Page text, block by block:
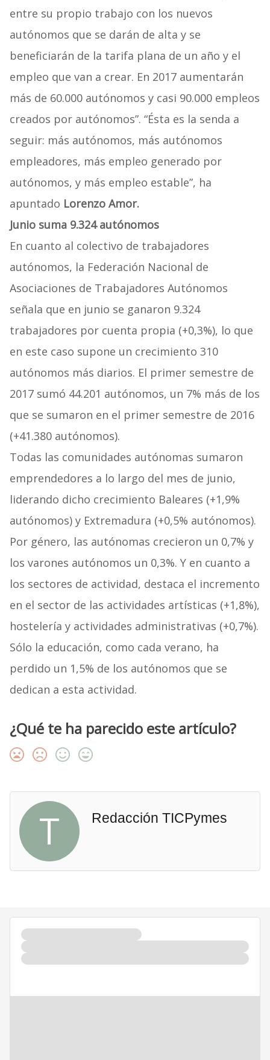
entre su propio trabajo con los nuevos
autónomos que se darán de alta y se
beneficiarán de la tarifa plana de un año y el
empleo que van a crear. En 2017 aumentarán
más de 60.000 autónomos y casi 90.000 empleos
creados por autónomos”. “Ésta es la senda a
seguir: más autónomos, más autónomos
empleadores, más empleo generado por
autónomos, y más empleo estable”, ha
apuntado Lorenzo Amor.
Junio suma 9.324 autónomos
En cuanto al colectivo de trabajadores
autónomos, la Federación Nacional de
Asociaciones de Trabajadores Autónomos
señala que en junio se ganaron 9.324
trabajadores por cuenta propia (+0,3%), lo que
en este caso supone un crecimiento 310
autónomos más diarios. El primer semestre de
2017 sumó 44.201 autónomos, un 7% más de los
que se sumaron en el primer semestre de 2016
(+41.380 autónomos).
Todas las comunidades autónomas sumaron
emprendedores a lo largo del mes de junio,
liderando dicho crecimiento Baleares (+1,9%
autónomos) y Extremadura (+0,5% autónomos).
Por género, las autónomas crecieron un 0,7% y
los varones autónomos un 0,3%. Y en cuanto a
los sectores de actividad, destaca el incremento
en el sector de las actividades artísticas (+1,8%),
hostelería y actividades administrativas (+0,7%).
Sólo la educación, como cada verano, ha
perdido un 1,5% de los autónomos que se
dedican a esta actividad.
¿Qué te ha parecido este artículo?
T Redacción TICPymes